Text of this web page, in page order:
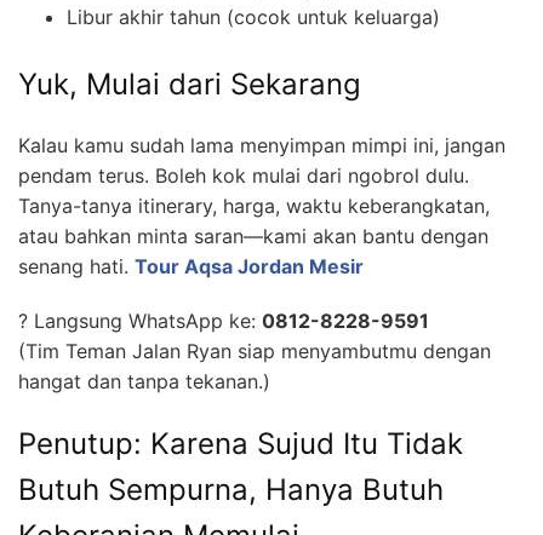
Libur akhir tahun (cocok untuk keluarga)
Yuk, Mulai dari Sekarang
Kalau kamu sudah lama menyimpan mimpi ini, jangan
pendam terus. Boleh kok mulai dari ngobrol dulu.
Tanya-tanya itinerary, harga, waktu keberangkatan,
atau bahkan minta saran—kami akan bantu dengan
senang hati. Tour Aqsa Jordan Mesir
? Langsung WhatsApp ke: 0812-8228-9591
(Tim Teman Jalan Ryan siap menyambutmu dengan
hangat dan tanpa tekanan.)
Penutup: Karena Sujud Itu Tidak
Butuh Sempurna, Hanya Butuh